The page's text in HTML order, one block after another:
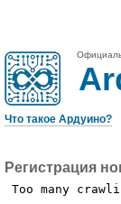
Что такое Ардуино?
Регистрация